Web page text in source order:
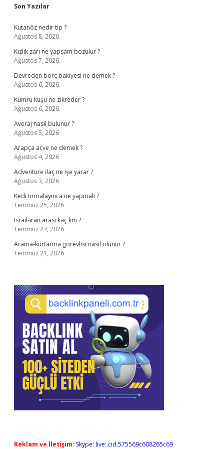
Sidebar
Son Yazılar
Kutanöz nedir tip ?
Ağustos 8, 2026
Kızlık zarı ne yapsam bozulur ?
Ağustos 7, 2026
Devreden borç bakiyesi ne demek ?
Ağustos 6, 2026
Kumru kuşu ne zikreder ?
Ağustos 6, 2026
Averaj nasıl bulunur ?
Ağustos 5, 2026
Arapça acve ne demek ?
Ağustos 4, 2026
Adventure ilaç ne işe yarar ?
Ağustos 3, 2026
Kedi tirmalayinca ne yapmalı ?
Temmuz 25, 2026
Israıl-ıran arası kaç km ?
Temmuz 23, 2026
Arama-kurtarma görevlisi nasıl olunur ?
Temmuz 21, 2026
Reklam ve İletişim: Skype: live:.cid.575569c608265c69